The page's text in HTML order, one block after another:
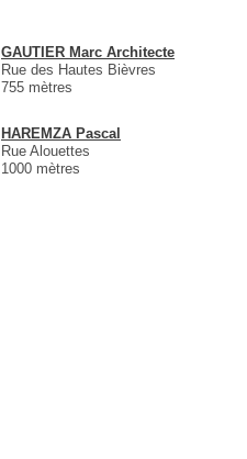
GAUTIER Marc Architecte
Rue des Hautes Bièvres
755 mètres
HAREMZA Pascal
Rue Alouettes
1000 mètres